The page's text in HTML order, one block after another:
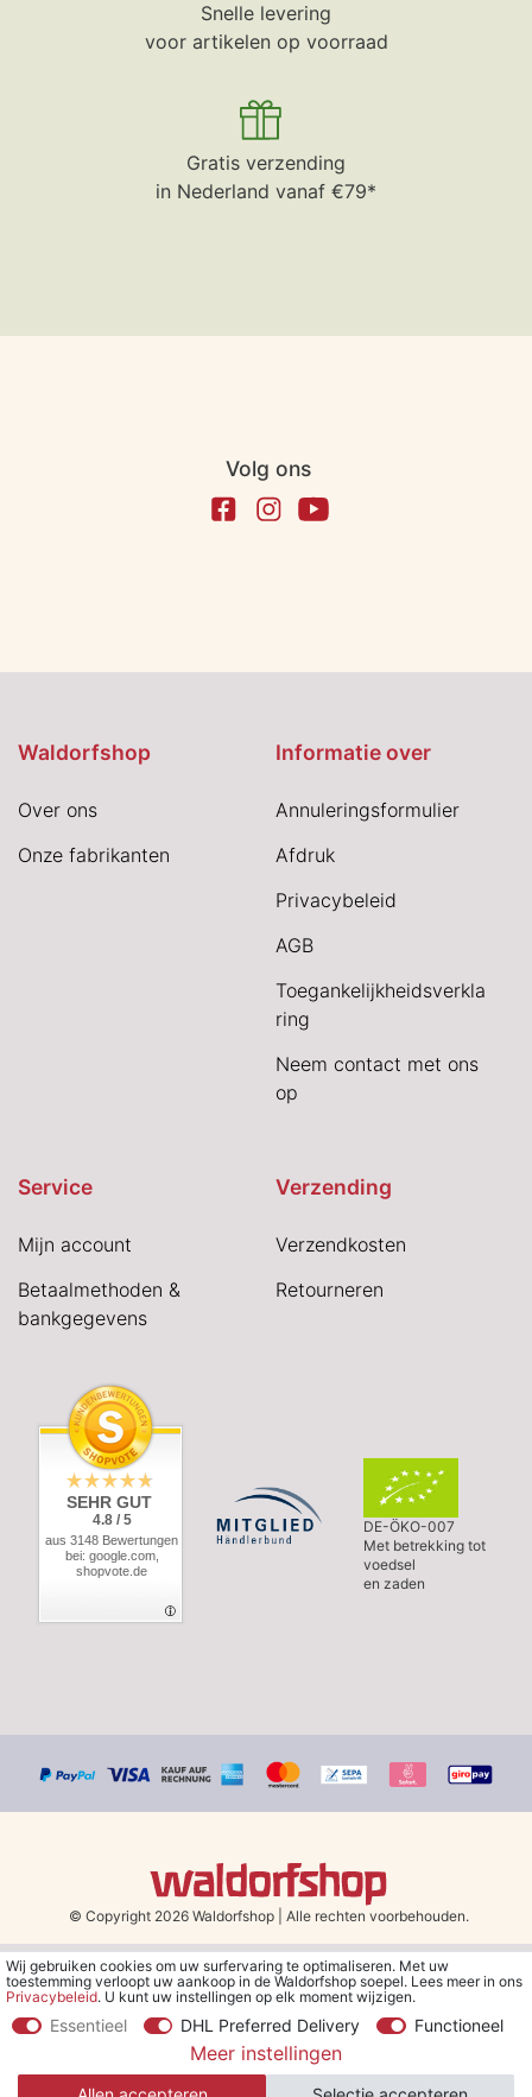
Snelle levering
voor artikelen op voorraad
Gratis verzending
in Nederland vanaf €79*
Volg ons
Waldorfshop
Over ons
Onze fabrikanten
Informatie over
Annuleringsformulier
Afdruk
Privacybeleid
AGB
Toegankelijkheidsverkla
ring
Neem contact met ons
op
Service
Mijn account
Betaalmethoden &
bankgegevens
Verzending
Verzendkosten
Retourneren
SEHR GUT
4.8 / 5
aus 3148 Bewertungen
bei: google.com,
shopvote.de
DE-ÖKO-007
Met betrekking tot
voedsel
en zaden
© Copyright 2026 Waldorfshop Alle rechten voorbehouden.
*Gratis verzending in Nederland en België vanaf 79 euro bij het
kiezen van de verzendmethode "DHL - Besparing op
**Je ontvangt de kortingsbon van € 5 per e-mail nadat je je hebt
aangemeld voor de nieuwsbrief. De kortingsbon is 30 dagen geldig
Wij gebruiken cookies om uw surfervaring te optimaliseren. Met uw
toestemming verloopt uw aankoop in de Waldorfshop soepel. Lees meer in ons
Privacybeleid. U kunt uw instellingen op elk moment wijzigen.
Essentieel DHL Preferred Delivery Functioneel
Meer instellingen